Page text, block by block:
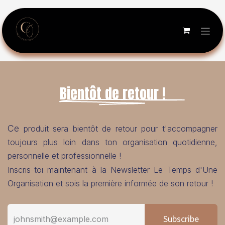
Se rendre au contenu
Bientôt de retour !
Ce produit sera bientôt de retour pour t'accompagner
toujours plus loin dans ton organisation quotidienne,
personnelle et professionnelle !
Inscris-toi maintenant à la Newsletter Le Temps d'Une
Organisation et sois la première informée de son retour !
Subscribe